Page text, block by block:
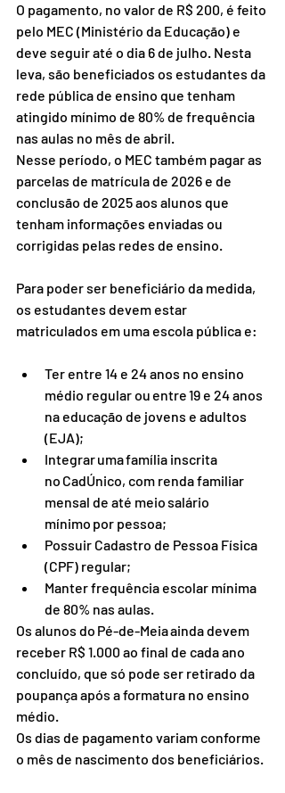
O pagamento, no valor de R$ 200, é feito
pelo MEC (Ministério da Educação) e
deve seguir até o dia 6 de julho. Nesta
leva, são beneficiados os estudantes da
rede pública de ensino que tenham
atingido mínimo de 80% de frequência
nas aulas no mês de abril.
Nesse período, o MEC também pagar as
parcelas de matrícula de 2026 e de
conclusão de 2025 aos alunos que
tenham informações enviadas ou
corrigidas pelas redes de ensino.
Para poder ser beneficiário da medida,
os estudantes devem estar
matriculados em uma escola pública e:
Ter entre 14 e 24 anos no ensino
médio regular ou entre 19 e 24 anos
na educação de jovens e adultos
(EJA);
Integrar uma família inscrita
no CadÚnico, com renda familiar
mensal de até meio salário
mínimo por pessoa;
Possuir Cadastro de Pessoa Física
(CPF) regular;
Manter frequência escolar mínima
de 80% nas aulas.
Os alunos do Pé-de-Meia ainda devem
receber R$ 1.000 ao final de cada ano
concluído, que só pode ser retirado da
poupança após a formatura no ensino
médio.
Os dias de pagamento variam conforme
o mês de nascimento dos beneficiários.